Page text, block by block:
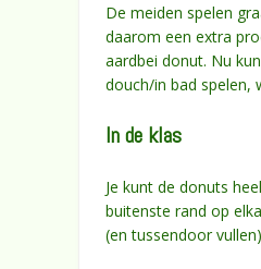
De meiden spelen
daarom een extra
aardbei donut. Nu
douch/in bad spelen,
In de klas
Je kunt de donuts
buitenste rand op
(en tussendoor